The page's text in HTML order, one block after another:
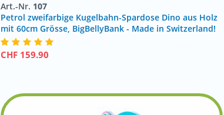
Art.-Nr. 107
Petrol zweifarbige Kugelbahn-Spardose Dino aus Holz
mit 60cm Grösse, BigBellyBank - Made in Switzerland!
CHF 159.90